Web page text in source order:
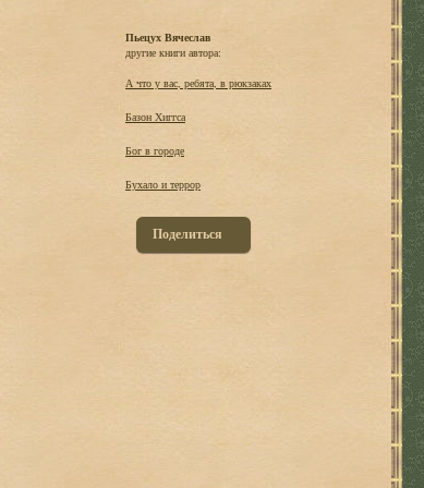
Пьецух Вячеслав
другие книги автора:
А что у вас, ребята, в рюкзаках
Базон Хиггса
Бог в городе
Бухало и террор
Поделиться